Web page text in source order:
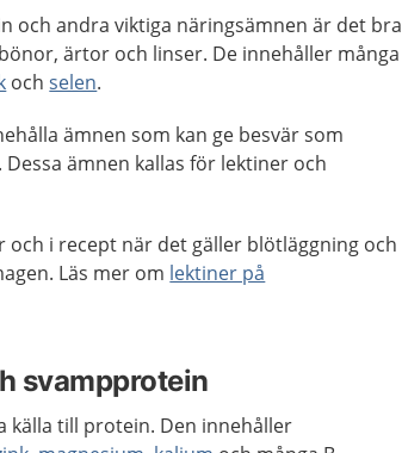
och andra viktiga näringsämnen är det bra
ärtor och linser. De innehåller många
ochselen.
ämnen som kan ge besvär som
ämnen kallas för lektiner och
och i recept när det gäller blötläggning och
Läs mer om lektiner på
svampprotein
källa till protein. Den innehåller